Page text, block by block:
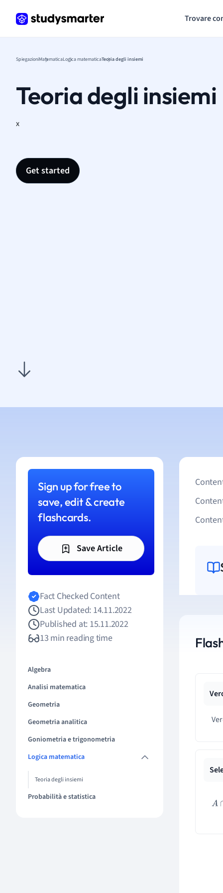
Trovare
SpiegazioniMatematicaLogica matematicaTeoria degli insiemi
Teoria degli insiemi
x
Get started
Sign up for free to
save, edit & create
flashcards.
Save Article
Fact Checked Content
Last Updated: 14.11.2022
Published at: 15.11.2022
13 min reading time
Algebra
Analisi matematica
Geometria
Geometria analitica
Goniometria e trigonometria
Logica matematica
Teoria degli insiemi
Probabilità e statistica
A